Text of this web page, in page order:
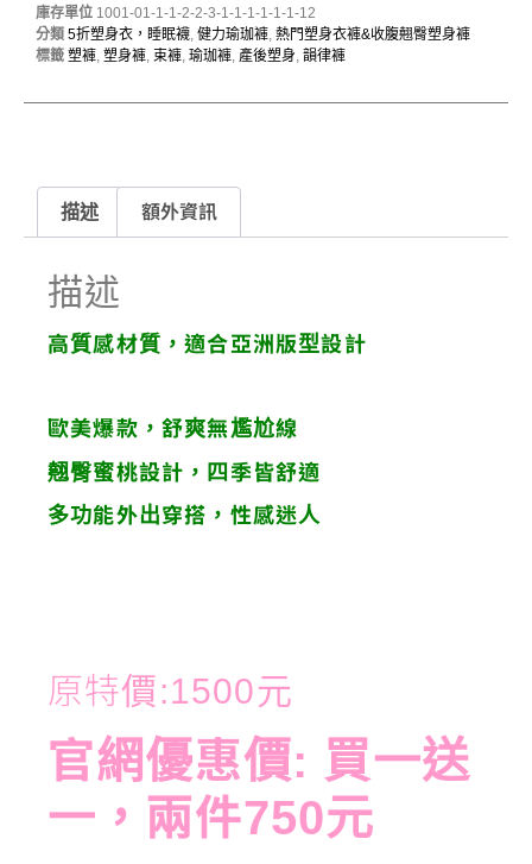
庫存單位 1001-01-1-1-2-2-3-1-1-1-1-1-1-12
分類 5折塑身衣，睡眠襪 健力瑜珈褲 熱門塑身衣褲&收腹翹臀塑身褲
標籤 塑褲 塑身褲 束褲 瑜珈褲 產後塑身 韻律褲
描述 額外資訊
描述
高質感材質，適合亞洲版型設計
歐美爆款，舒爽無尷尬線
翹臀蜜桃設計，四季皆舒適
多功能外出穿搭，性感迷人
原特價:1500元
官網優惠價: 買一送
一，兩件750元